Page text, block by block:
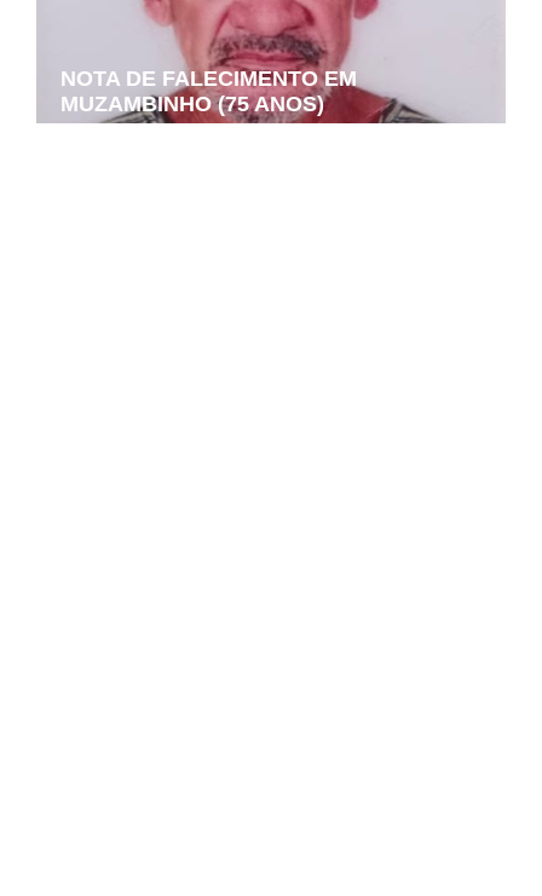
NOTA DE FALECIMENTO EM
MUZAMBINHO (75 ANOS)